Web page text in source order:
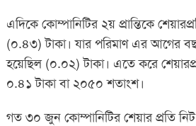
এদিকে কোম্পানিটির ২য় প্রান্তিকে
(০.৪৩) টাকা। যার পরিমাণ এর আগের
হয়েছিল (০.০২) টাকা। এতে করে
০.৪১ টাকা বা ২০৫০ শতাংশ।
গত ৩০ জুন কোম্পানিটির শেয়ার প্রতি